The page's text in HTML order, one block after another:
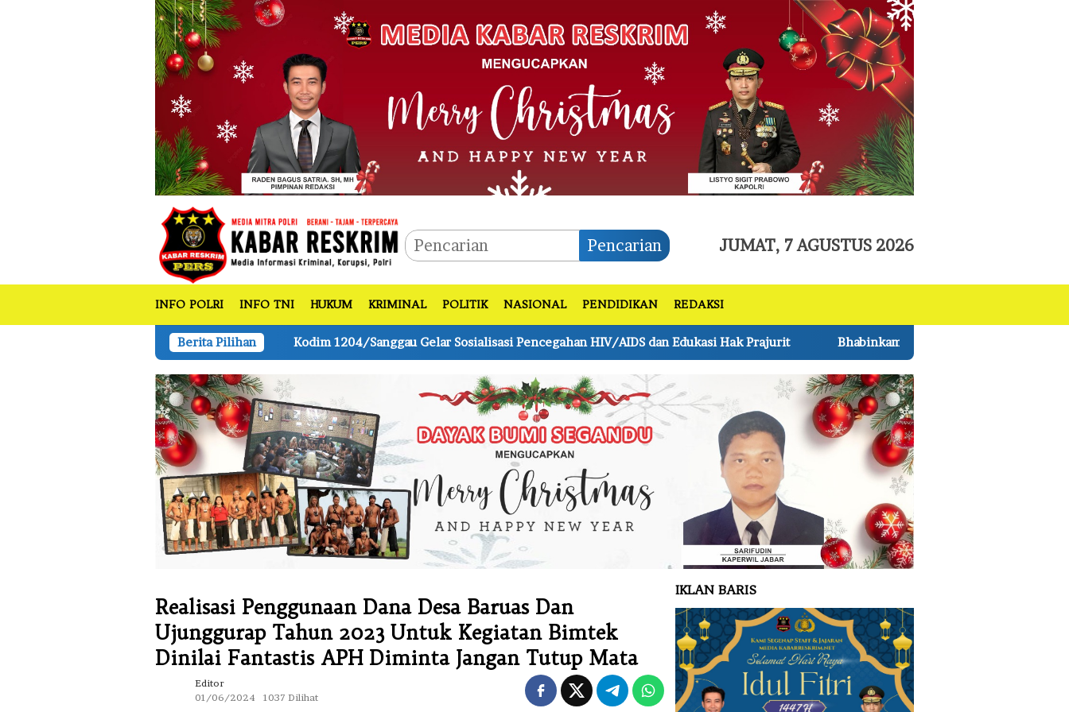
Pencarian JUMAT, 7 AGUSTUS 2026
INFO POLRI INFO TNI HUKUM KRIMINAL POLITIK NASIONAL PENDIDIKAN REDAKSI
Berita Pilihan
Kodim 1204/Sanggau Gelar Sosialisasi Pencegahan HIV/AIDS dan Edukasi Hak Prajurit Bhabinkamtibmas Polsek Pkl Kerinci Monitoring Jagung Pipil 1 Ha
Realisasi Penggunaan Dana Desa Baruas Dan
Ujunggurap Tahun 2023 Untuk Kegiatan Bimtek
Dinilai Fantastis APH Diminta Jangan Tutup Mata
Editor
01/06/2024
1037 Dilihat
IKLAN BARIS